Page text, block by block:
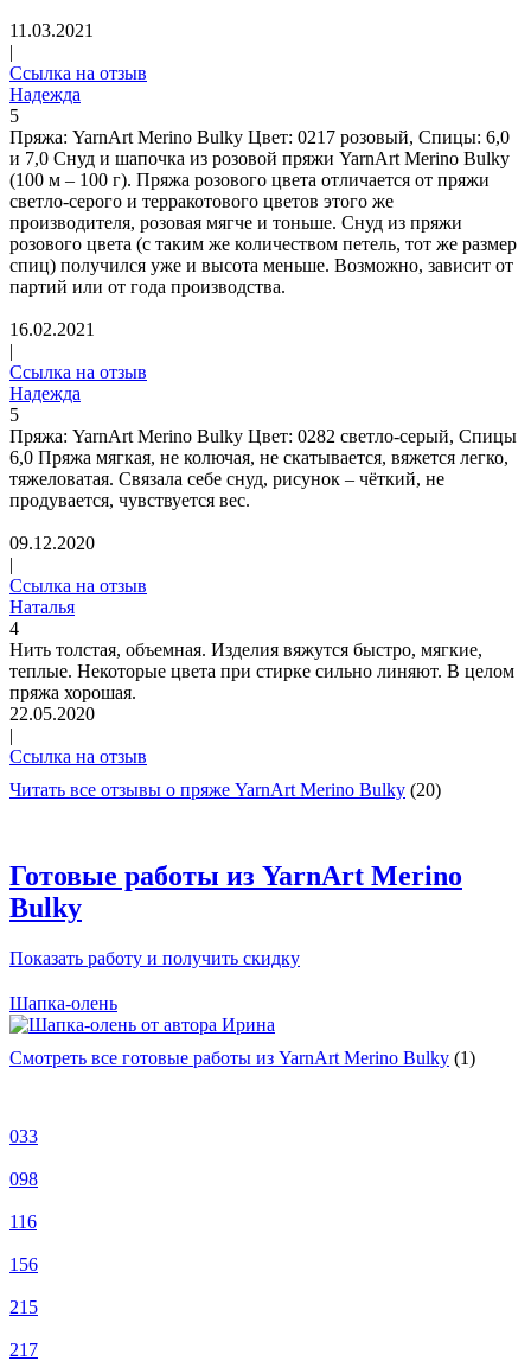
11.03.2021
|
Ссылка на отзыв
Надежда
5
Пряжа: YarnArt Merino Bulky Цвет: 0217 розовый, Спицы: 6,0
и 7,0 Снуд и шапочка из розовой пряжи YarnArt Merino Bulky
(100 м – 100 г). Пряжа розового цвета отличается от пряжи
светло-серого и терракотового цветов этого же
производителя, розовая мягче и тоньше. Снуд из пряжи
розового цвета (с таким же количеством петель, тот же размер
спиц) получился уже и высота меньше. Возможно, зависит от
партий или от года производства.
16.02.2021
|
Ссылка на отзыв
Надежда
5
Пряжа: YarnArt Merino Bulky Цвет: 0282 светло-серый, Спицы
6,0 Пряжа мягкая, не колючая, не скатывается, вяжется легко,
тяжеловатая. Связала себе снуд, рисунок – чёткий, не
продувается, чувствуется вес.
09.12.2020
|
Ссылка на отзыв
Наталья
4
Нить толстая, объемная. Изделия вяжутся быстро, мягкие,
теплые. Некоторые цвета при стирке сильно линяют. В целом
пряжа хорошая.
22.05.2020
|
Ссылка на отзыв
Читать все отзывы о пряже YarnArt Merino Bulky (20)
Готовые работы из YarnArt Merino
Bulky
Показать работу и получить скидку
Шапка-олень
Смотреть все готовые работы из YarnArt Merino Bulky (1)
033
098
116
156
215
217